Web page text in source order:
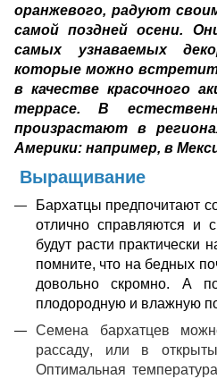
оранжевого, радуют
самойпоздней осени.
самых узнаваемых
которые можно
в качестве красочного
террасе.
В
произрастают в
Америки: например, в
Выращивание
Бархатцы предпочитают
отлично справляются и
будут расти практически
помните, что на бедных
довольно скромно. А
плодородную и влажную
Семена бархатцев
рассаду, или в
Оптимальная